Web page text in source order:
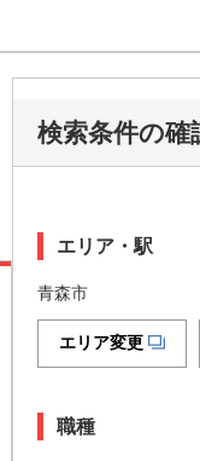
検索条件の確
エリア・駅
青森市
エリア変更
職種